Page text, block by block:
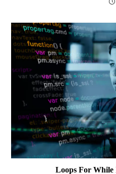
Loops For